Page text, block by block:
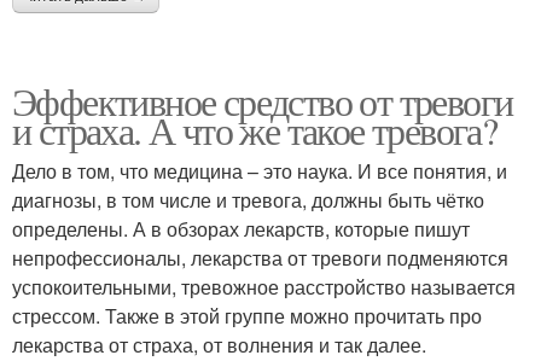
Эффективное средство от тревоги
и страха. А что же такое тревога?
Дело в том, что медицина – это наука. И все понятия, и
диагнозы, в том числе и тревога, должны быть чётко
определены. А в обзорах лекарств, которые пишут
непрофессионалы, лекарства от тревоги подменяются
успокоительными, тревожное расстройство называется
стрессом. Также в этой группе можно прочитать про
лекарства от страха, от волнения и так далее.